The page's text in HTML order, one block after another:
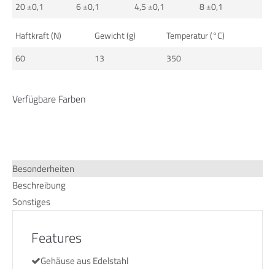
20 ±0,1
6 ±0,1 4,5 ±0,1 8 ±0,1
Haftkraft (N) Gewicht (g)
Temperatur (°C)
60
13 350
Verfügbare Farben
Besonderheiten
Beschreibung
Sonstiges
Features
Gehäuse aus Edelstahl